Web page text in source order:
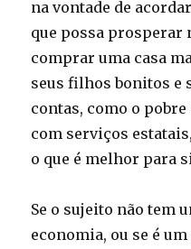
na vontade de
que possa prosperar
comprar uma casa
seus filhos bonitos e
contas, como o
com serviços
o que é melhor para
Se o sujeito não tem
economia, ou se é